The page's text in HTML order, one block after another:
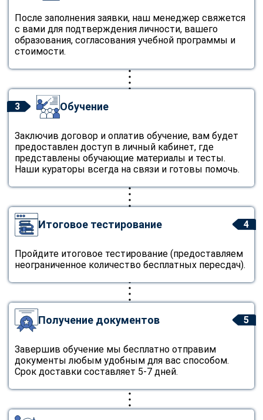
После заполнения заявки, наш менеджер свяжется
с вами для подтверждения личности, вашего
образования, согласования учебной программы и
стоимости.
3 Обучение
Заключив договор и оплатив обучение, вам будет
предоставлен доступ в личный кабинет, где
представлены обучающие материалы и тесты.
Наши кураторы всегда на связи и готовы помочь.
4
Итоговое тестирование
Пройдите итоговое тестирование (предоставляем
неограниченное количество бесплатных пересдач).
5
Получение документов
Завершив обучение мы бесплатно отправим
документы любым удобным для вас способом.
Срок доставки составляет 5-7 дней.